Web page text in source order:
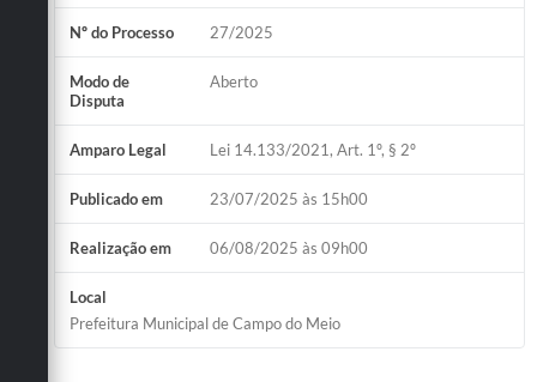
Nº do Processo 27/2025
Modo de
Disputa
Aberto
Amparo Legal Lei 14.133/2021, Art. 1º, § 2º
Publicado em 23/07/2025 às 15h00
Realização em 06/08/2025 às 09h00
Local
Prefeitura Municipal de Campo do Meio